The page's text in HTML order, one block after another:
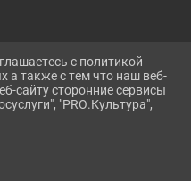
ДАННЫХ
с политикой
а также с тем что наш веб-
сайту сторонние сервисы
"PRO.Культура",